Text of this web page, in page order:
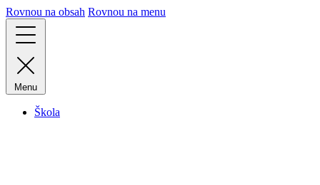
Rovnou na obsah Rovnou na menu
Menu
Škola